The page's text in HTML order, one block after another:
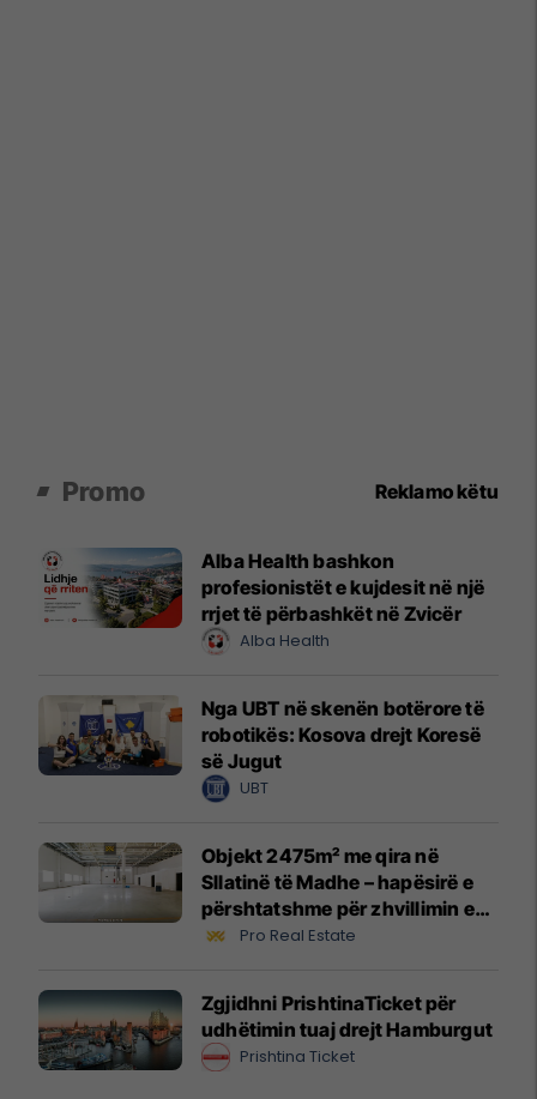
Promo Reklamo këtu
Alba Health bashkon
profesionistët e kujdesit në një
rrjet të përbashkët në Zvicër
Alba Health
Nga UBT në skenën botërore të
robotikës: Kosova drejt Koresë
së Jugut
UBT
Objekt 2475m² me qira në
Sllatinë të Madhe – hapësirë e
përshtatshme për zhvillimin e
biznesit #16068
Pro Real Estate
Zgjidhni PrishtinaTicket për
udhëtimin tuaj drejt Hamburgut
Prishtina Ticket